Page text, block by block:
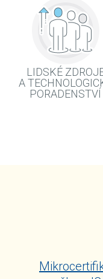
LIDSKÉ
A
PORADENSTVÍ